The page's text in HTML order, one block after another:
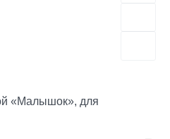
«Малышок», для